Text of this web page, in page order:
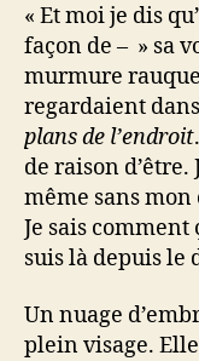
« Et moi je dis
façon de – » sa
murmure
regardaient
plans de l’endroit
de raison
même sans
Je sais comment
suis là depuis le
Un nuage
plein visage.